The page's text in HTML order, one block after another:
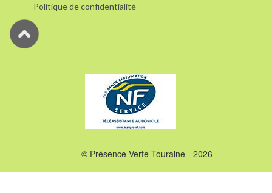
Politique de confidentialité
© Présence Verte Touraine - 2026